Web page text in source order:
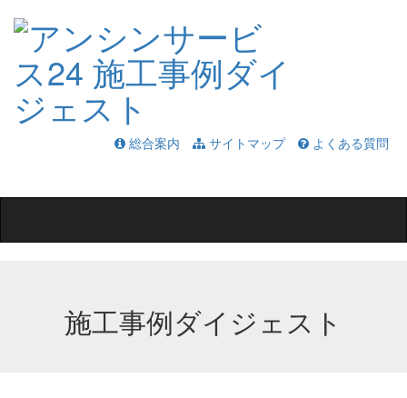
総合案内 サイトマップ
よくある質問
施工事例ダイジェスト